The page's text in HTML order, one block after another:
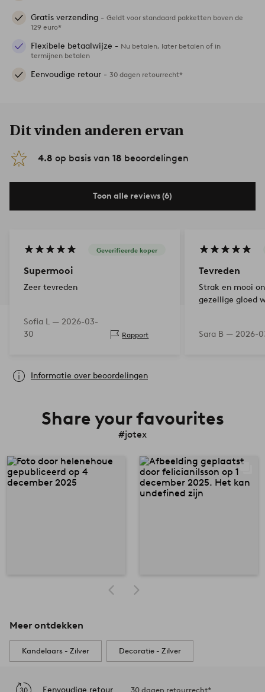
Gratis verzending - Geldt voor standaard pakketten boven de
129 euro*
Flexibele betaalwijze - Nu betalen, later betalen of in
termijnen betalen
Eenvoudige retour - 30 dagen retourrecht*
Dit vinden anderen ervan
4.8 op basis van 18 beoordelingen
Toon alle reviews (6)
Geverifieerde koper
Supermooi
Zeer tevreden
Sofia L — 2026-03-
30
Rapport
Tevreden
Strak en mooi
gezellige gloed
Sara B — 2026-
Informatie over beoordelingen
Share your favourites
#jotex
Meer ontdekken
Kandelaars - Zilver Decoratie - Zilver
Eenvoudige retour 30 dagen retourrecht*